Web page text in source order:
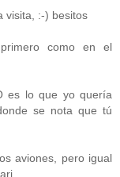
visita, :-) besitos
como en el
es lo que yo quería
se nota que tú
aviones, pero igual